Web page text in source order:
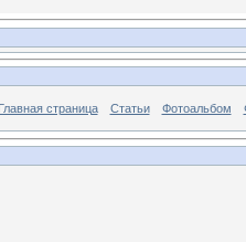
Главная страница Статьи Фотоальбом